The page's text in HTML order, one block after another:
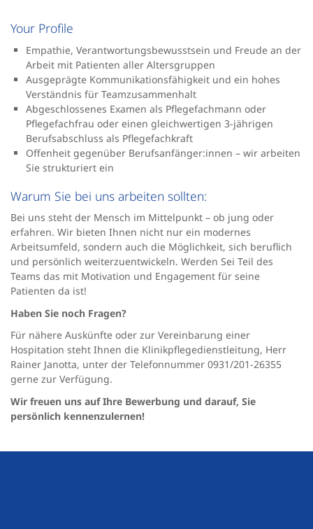
Your Profile
Empathie, Verantwortungsbewusstsein und Freude an der
Arbeit mit Patienten aller Altersgruppen
Ausgeprägte Kommunikationsfähigkeit und ein hohes
Verständnis für Teamzusammenhalt
Abgeschlossenes Examen als Pflegefachmann oder
Pflegefachfrau oder einen gleichwertigen 3-jährigen
Berufsabschluss als Pflegefachkraft
Offenheit gegenüber Berufsanfänger:innen – wir arbeiten
Sie strukturiert ein
Warum Sie bei uns arbeiten sollten:
Bei uns steht der Mensch im Mittelpunkt – ob jung oder
erfahren. Wir bieten Ihnen nicht nur ein modernes
Arbeitsumfeld, sondern auch die Möglichkeit, sich beruflich
und persönlich weiterzuentwickeln. Werden Sei Teil des
Teams das mit Motivation und Engagement für seine
Patienten da ist!
Haben Sie noch Fragen?
Für nähere Auskünfte oder zur Vereinbarung einer
Hospitation steht Ihnen die Klinikpflegedienstleitung, Herr
Rainer Janotta, unter der Telefonnummer 0931/201-26355
gerne zur Verfügung.
Wir freuen uns auf Ihre Bewerbung und darauf, Sie
persönlich kennenzulernen!